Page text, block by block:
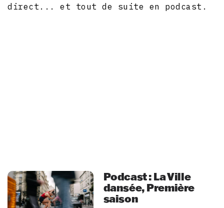
direct... et tout de suite en podcast.
Podcast : La Ville
dansée, Première
saison